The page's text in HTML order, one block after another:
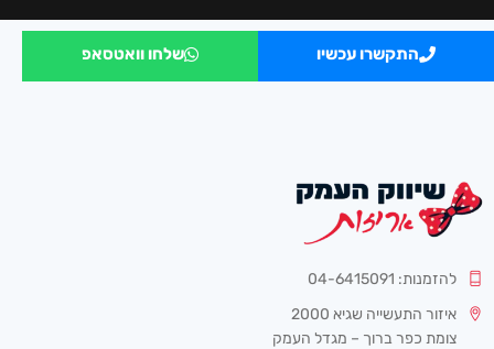
התקשרו עכשיו שלחו וואטסאפ
להזמנות: 04-6415091
איזור התעשייה שגיא 2000
צומת כפר ברוך – מגדל העמק